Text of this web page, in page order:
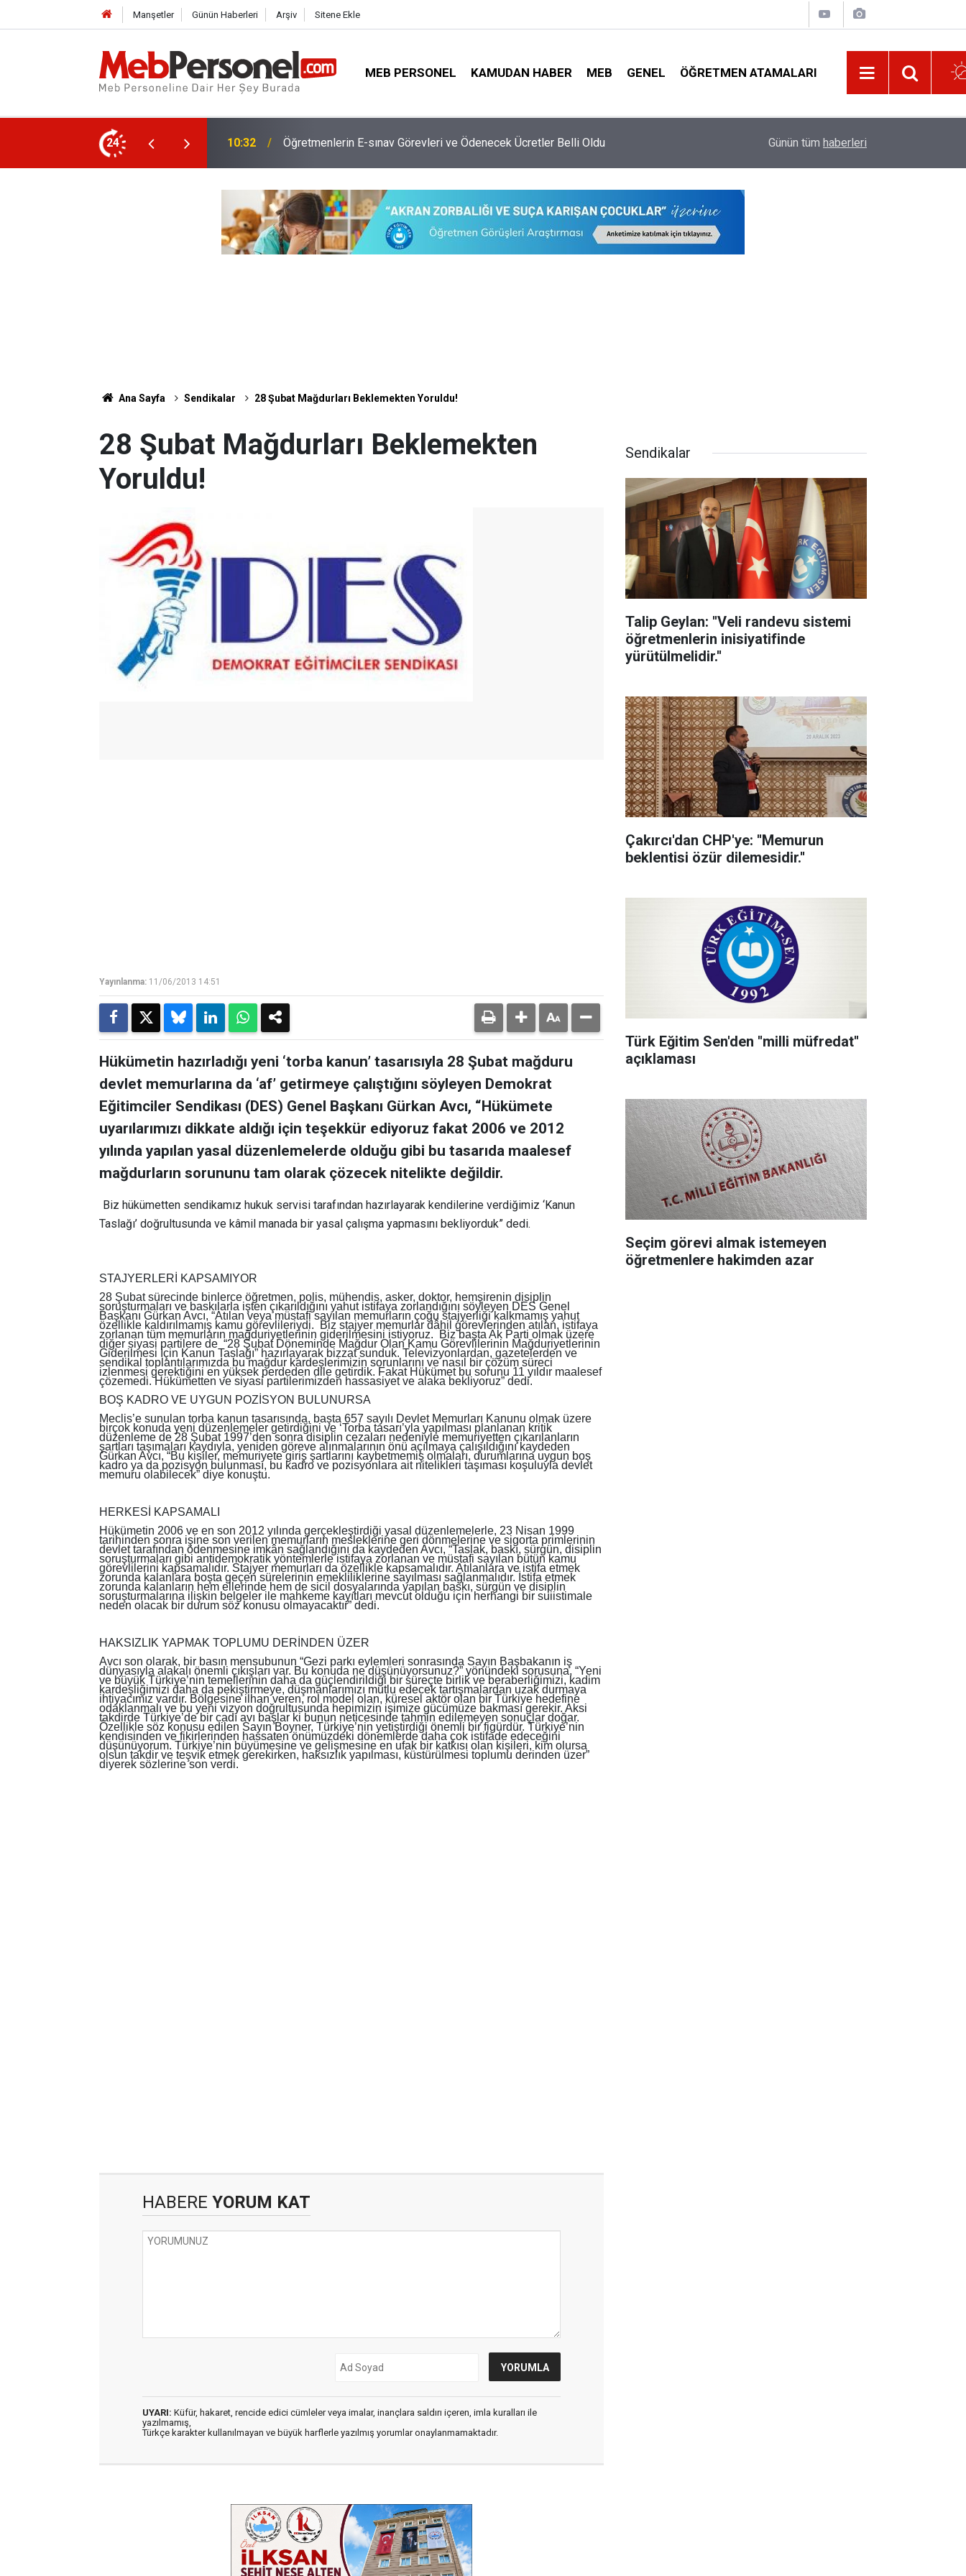
Manşetler Günün Haberleri Arşiv Sitene Ekle
MEB PERSONEL KAMUDAN HABER MEB GENEL ÖĞRETMEN ATAMALARI
24
Ödenecek Ücretler Belli Oldu 10:02 Yeni Öğretmen Atamasında Kaç Bin Kontenjan Verilecek? O İşlem Yapılmazsa Öğretmenlerin Özür
Günün tüm haberleri
Ana Sayfa Sendikalar 28 Şubat Mağdurları Beklemekten Yoruldu!
28 Şubat Mağdurları Beklemekten
Yoruldu!
Yayınlanma: 11/06/2013 14:51
Hükümetin hazırladığı yeni ‘torba kanun’ tasarısıyla 28 Şubat mağduru
devlet memurlarına da ‘af’ getirmeye çalıştığını söyleyen Demokrat
Eğitimciler Sendikası (DES) Genel Başkanı Gürkan Avcı, “Hükümete
uyarılarımızı dikkate aldığı için teşekkür ediyoruz fakat 2006 ve 2012
yılında yapılan yasal düzenlemelerde olduğu gibi bu tasarıda maalesef
mağdurların sorununu tam olarak çözecek nitelikte değildir.
Biz hükümetten sendikamız hukuk servisi tarafından hazırlayarak kendilerine verdiğimiz ‘Kanun
Taslağı’ doğrultusunda ve kâmil manada bir yasal çalışma yapmasını bekliyorduk” dedi.
STAJYERLERİ KAPSAMIYOR
28 Şubat sürecinde binlerce öğretmen, polis, mühendis, asker, doktor, hemşirenin disiplin
soruşturmaları ve baskılarla işten çıkarıldığını yahut istifaya zorlandığını söyleyen DES Genel
Başkanı Gürkan Avcı, “Atılan veya müstafi sayılan memurların çoğu stajyerliği kalkmamış yahut
özellikle kaldırılmamış kamu görevlileriydi. Biz stajyer memurlar dâhil görevlerinden atılan, istifaya
zorlanan tüm memurların mağduriyetlerinin giderilmesini istiyoruz. Biz başta Ak Parti olmak üzere
diğer siyasi partilere de “28 Şubat Döneminde Mağdur Olan Kamu Görevlilerinin Mağduriyetlerinin
Giderilmesi İçin Kanun Taslağı” hazırlayarak bizzat sunduk. Televizyonlardan, gazetelerden ve
sendikal toplantılarımızda bu mağdur kardeşlerimizin sorunlarını ve nasıl bir çözüm süreci
izlenmesi gerektiğini en yüksek perdeden dile getirdik. Fakat Hükümet bu sorunu 11 yıldır maalesef
çözemedi. Hükümetten ve siyasi partilerimizden hassasiyet ve alaka bekliyoruz” dedi.
BOŞ KADRO VE UYGUN POZİSYON BULUNURSA
Meclis’e sunulan torba kanun tasarısında, başta 657 sayılı Devlet Memurları Kanunu olmak üzere
birçok konuda yeni düzenlemeler getirdiğini ve ‘Torba tasarı’yla yapılması planlanan kritik
düzenleme de 28 Şubat 1997’den sonra disiplin cezaları nedeniyle memuriyetten çıkarılanların
şartları taşımaları kaydıyla, yeniden göreve alınmalarının önü açılmaya çalışıldığını kaydeden
Gürkan Avcı, “Bu kişiler, memuriyete giriş şartlarını kaybetmemiş olmaları, durumlarına uygun boş
kadro ya da pozisyon bulunması, bu kadro ve pozisyonlara ait nitelikleri taşıması koşuluyla devlet
memuru olabilecek” diye konuştu.
HERKESİ KAPSAMALI
Hükümetin 2006 ve en son 2012 yılında gerçekleştirdiği yasal düzenlemelerle, 23 Nisan 1999
tarihinden sonra işine son verilen memurların mesleklerine geri dönmelerine ve sigorta primlerinin
devlet tarafından ödenmesine imkân sağlandığını da kaydeden Avcı, “Taslak, baskı, sürgün, disiplin
soruşturmaları gibi antidemokratik yöntemlerle istifaya zorlanan ve müstafi sayılan bütün kamu
görevlilerini kapsamalıdır. Stajyer memurları da özellikle kapsamalıdır. Atılanlara ve istifa etmek
zorunda kalanlara boşta geçen sürelerinin emekliliklerine sayılması sağlanmalıdır. İstifa etmek
zorunda kalanların hem ellerinde hem de sicil dosyalarında yapılan baskı, sürgün ve disiplin
soruşturmalarına ilişkin belgeler ile mahkeme kayıtları mevcut olduğu için herhangi bir suiistimale
neden olacak bir durum söz konusu olmayacaktır” dedi.
HAKSIZLIK YAPMAK TOPLUMU DERİNDEN ÜZER
Avcı son olarak, bir basın mensubunun “Gezi parkı eylemleri sonrasında Sayın Başbakanın iş
dünyasıyla alakalı önemli çıkışları var. Bu konuda ne düşünüyorsunuz?” yönündeki sorusuna, “Yeni
ve büyük Türkiye’nin temellerinin daha da güçlendirildiği bir süreçte birlik ve beraberliğimizi, kadim
kardeşliğimizi daha da pekiştirmeye, düşmanlarımızı mutlu edecek tartışmalardan uzak durmaya
ihtiyacımız vardır. Bölgesine ilhan veren, rol model olan, küresel aktör olan bir Türkiye hedefine
odaklanmalı ve bu yeni vizyon doğrultusunda hepimizin işimize gücümüze bakması gerekir. Aksi
takdirde Türkiye’de bir cadı avı başlar ki bunun neticesinde tahmin edilemeyen sonuçlar doğar.
Özellikle söz konusu edilen Sayın Boyner, Türkiye’nin yetiştirdiği önemli bir figürdür. Türkiye’nin
kendisinden ve fikirlerinden hassaten önümüzdeki dönemlerde daha çok istifade edeceğini
düşünüyorum. Türkiye’nin büyümesine ve gelişmesine en ufak bir katkısı olan kişileri, kim olursa
olsun takdir ve teşvik etmek gerekirken, haksızlık yapılması, küstürülmesi toplumu derinden üzer”
diyerek sözlerine son verdi.
HABERE YORUM KAT
UYARI: Küfür, hakaret, rencide edici cümleler veya imalar, inançlara saldırı içeren, imla kuralları ile
yazılmamış,
Türkçe karakter kullanılmayan ve büyük harflerle yazılmış yorumlar onaylanmamaktadır.
Sendikalar
Talip Geylan: ''Veli randevu sistemi
öğretmenlerin inisiyatifinde
yürütülmelidir.''
Çakırcı'dan CHP'ye: ''Memurun
beklentisi özür dilemesidir.''
Türk Eğitim Sen'den ''milli müfredat''
açıklaması
Seçim görevi almak istemeyen
öğretmenlere hakimden azar